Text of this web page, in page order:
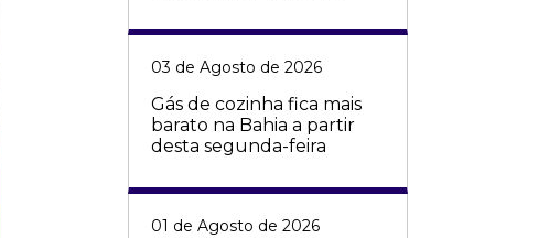
03 de Agosto de 2026
Gás de cozinha fica mais
barato na Bahia a partir
desta segunda-feira
01 de Agosto de 2026